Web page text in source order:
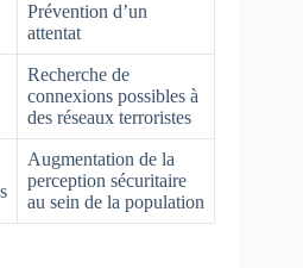
Prévention d’un
attentat
Recherche de
connexions possibles à
des réseaux terroristes
Augmentation de la
perception sécuritaire
au sein de la population